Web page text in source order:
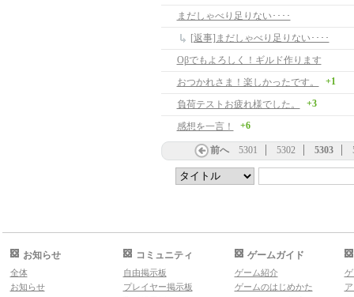
まだしゃべり足りない････
[返事]まだしゃべり足りない････
Oβでもよろしく！ギルド作ります
おつかれさま！楽しかったです。
+1
負荷テストお疲れ様でした。 +3
感想を一言！ +6
前へ 5301 5302 5303
お知らせ
全体
お知らせ
コミュニティ
自由掲示板
プレイヤー掲示板
ゲームガイド
ゲーム紹介
ゲームのはじめかた